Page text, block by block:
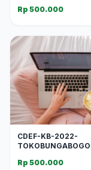
Rp 500.000
CDEF-KB-2022-
Rp 500.000